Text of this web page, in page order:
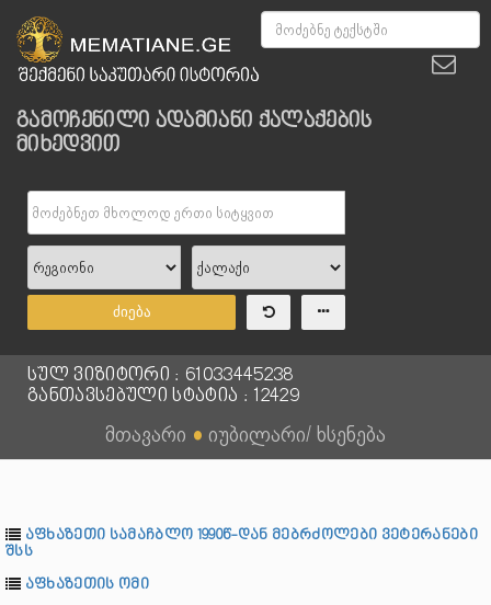
გამოჩენილი ადამიანი ქალაქების
მიხედვით
ძიება
სულ ვიზიტორი : 61033445238
განთავსებული სტატია : 12429
მთავარი ● იუბილარი/ ხსენება
აფხაზეთი სამაჩბლო 1990წ-დან მებრძოლები ვეტერანები
შსს
აფხაზეთის ომი